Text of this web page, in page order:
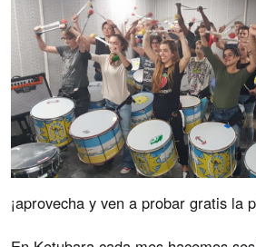
¡aprovecha y ven a probar gratis la